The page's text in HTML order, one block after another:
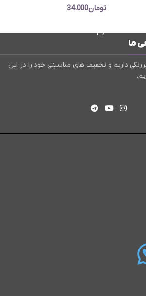
تومان34.000
ما
داریم و تخفیف های مناسبتی خود را در این